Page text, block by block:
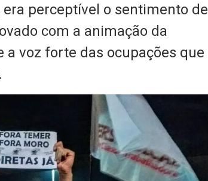
era perceptível o sentimento de
com a animação da
a voz forte das ocupações que